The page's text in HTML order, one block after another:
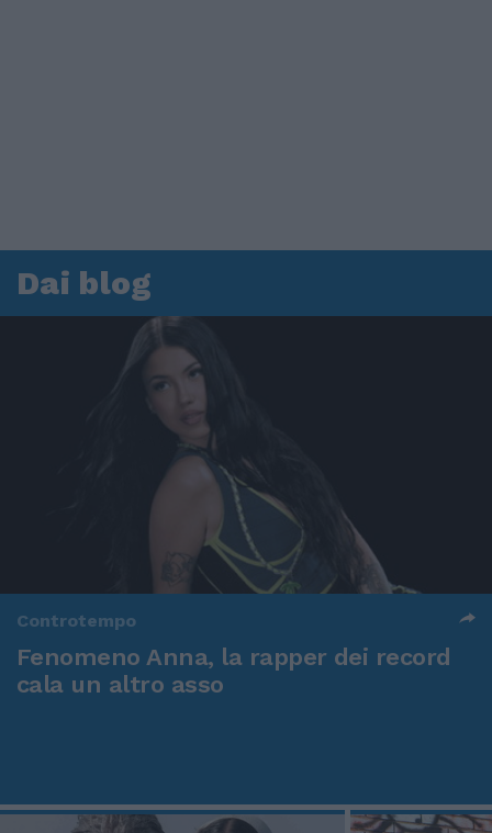
Dai blog
Controtempo
Fenomeno Anna, la rapper dei record
cala un altro asso